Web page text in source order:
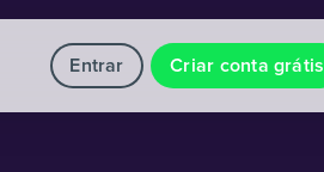
Entrar Criar conta grátis